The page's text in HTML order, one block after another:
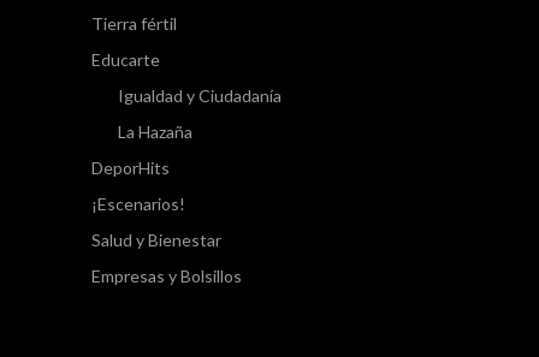
Tierra fértil
Educarte
Igualdad y Ciudadanía
La Hazaña
DeporHits
¡Escenarios!
Salud y Bienestar
Empresas y Bolsillos